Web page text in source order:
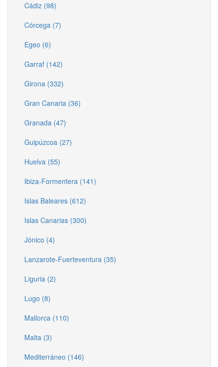
Cádiz (98)
Córcega (7)
Egeo (6)
Garraf (142)
Girona (332)
Gran Canaria (36)
Granada (47)
Guipúzcoa (27)
Huelva (55)
Ibiza-Formentera (141)
Islas Baleares (612)
Islas Canarias (300)
Jónico (4)
Lanzarote-Fuerteventura (35)
Liguria (2)
Lugo (8)
Mallorca (110)
Malta (3)
Mediterráneo (146)